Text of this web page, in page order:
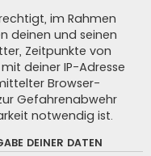
im Rahmen
deinen und seinen
Zeitpunkte von
deiner IP-Adresse
Browser-
Gefahrenabwehr
notwendig ist.
DEINER DATEN